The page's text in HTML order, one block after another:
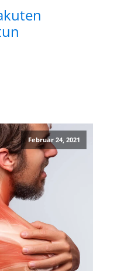
Februar 24, 2021